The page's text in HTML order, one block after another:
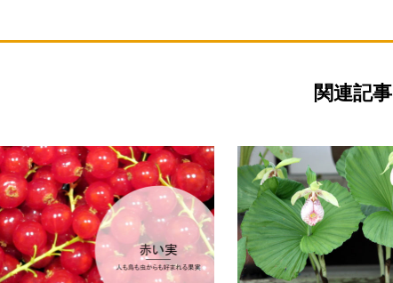
関連記事